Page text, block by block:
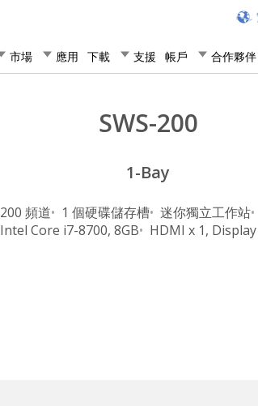
市場 應用 下載 支援 帳戶 合作夥伴
SWS-200
1-Bay
200 頻道 1 個硬碟儲存槽 迷你獨立工作站
Intel Core i7-8700, 8GB
HDMI x 1,